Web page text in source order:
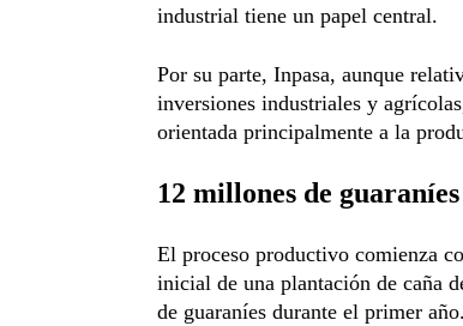
industrial tiene un papel central.
Por su parte, Inpasa, aunque
inversiones industriales y
orientada principalmente a la
12 millones de
El proceso productivo comienza
inicial de una plantación de caña
de guaraníes durante el primer